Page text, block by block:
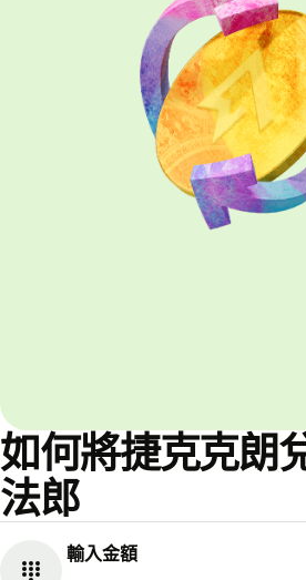
如何將捷克克朗
法郎
輸入金額